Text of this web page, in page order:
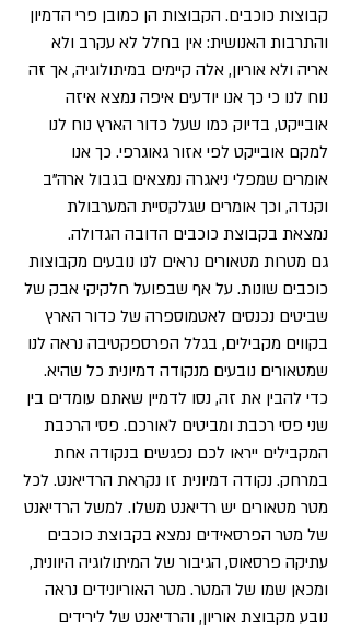
קבוצות כוכבים. הקבוצות הן כמובן פרי הדמיון
והתרבות האנושית: אין בחלל לא עקרב ולא
אריה ולא אוריון, אלה קיימים במיתולוגיה, אך זה
נוח לנו כי כך אנו יודעים איפה נמצא איזה
אובייקט, בדיוק כמו שעל כדור הארץ נוח לנו
למקם אובייקט לפי אזור גאוגרפי. כך אנו
אומרים שמפלי ניאגרה נמצאים בגבול ארה"ב
וקנדה, וכך אומרים שגלקסיית המערבולת
נמצאת בקבוצת כוכבים הדובה הגדולה.
גם מטרות מטאורים נראים לנו נובעים מקבוצות
כוכבים שונות. על אף שבפועל חלקיקי אבק של
שביטים נכנסים לאטמוספרה של כדור הארץ
בקווים מקבילים, בגלל הפרספקטיבה נראה לנו
שמטאורים נובעים מנקודה דמיונית כל שהיא.
כדי להבין את זה, נסו לדמיין שאתם עומדים בין
שני פסי רכבת ומביטים לאורכם. פסי הרכבת
המקבילים ייראו לכם נפגשים בנקודה אחת
במרחק. נקודה דמיונית זו נקראת הרדיאנט. לכל
מטר מטאורים יש רדיאנט משלו. למשל הרדיאנט
של מטר הפרסאידים נמצא בקבוצת כוכבים
עתיקה פרסאוס, הגיבור של המיתולוגיה היוונית,
ומכאן שמו של המטר. מטר האוריונידים נראה
נובע מקבוצת אוריון, והרדיאנט של לירידים